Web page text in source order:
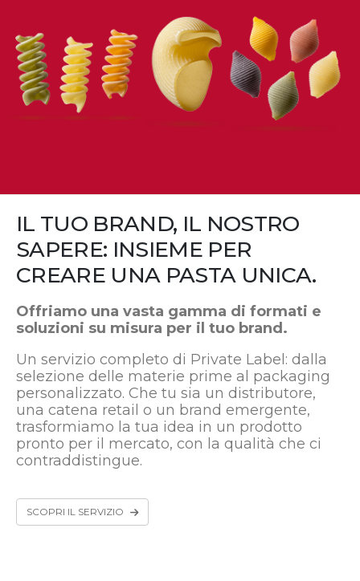
IL TUO BRAND, IL NOSTRO
SAPERE: INSIEME PER
CREARE UNA PASTA UNICA.
Offriamo una vasta gamma di formati e
soluzioni su misura per il tuo brand.
Un servizio completo di Private Label: dalla
selezione delle materie prime al packaging
personalizzato. Che tu sia un distributore,
una catena retail o un brand emergente,
trasformiamo la tua idea in un prodotto
pronto per il mercato, con la qualità che ci
contraddistingue.
SCOPRI IL SERVIZIO